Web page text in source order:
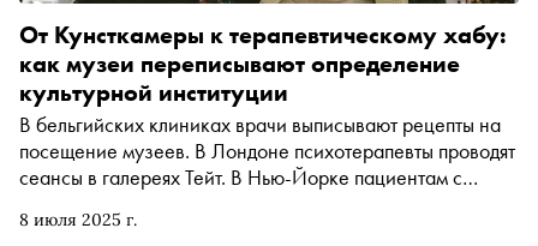
8 июля 2025 г.
От Кунсткамеры к терапевтическому хабу:
как музеи переписывают определение
культурной институции
В бельгийских клиниках врачи выписывают рецепты на
посещение музеев. В Лондоне психотерапевты проводят
сеансы в галереях Тейт. В Нью-Йорке пациентам с
ингибиторов обратного захвата. Мир переживает тихую